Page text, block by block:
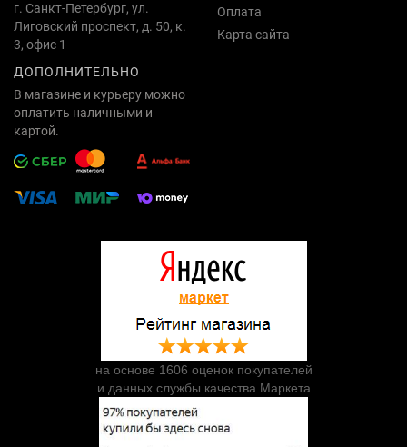
г. Санкт-Петербург, ул.
Лиговский проспект, д. 50, к.
3, офис 1
Оплата
Карта сайта
ДОПОЛНИТЕЛЬНО
В магазине и курьеру можно
оплатить наличными и
картой.
на основе 1606 оценок покупателей
и данных службы качества Маркета